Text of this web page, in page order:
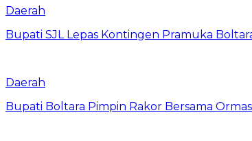
Daerah
Bupati SJL Lepas Kontingen Pramuka
Daerah
Bupati Boltara Pimpin Rakor Bersama